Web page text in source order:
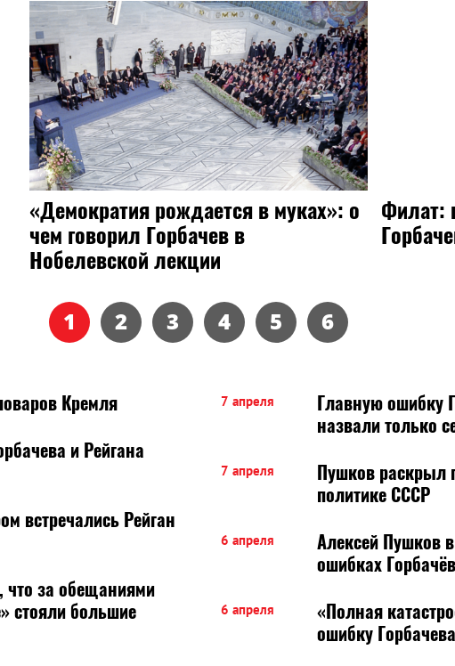
«Демократия рождается в муках»: о
чем говорил Горбачев в
Нобелевской лекции
Филат:
1 2 3 4 5 6
Кремля
и Рейгана
встречались Рейган
что за обещаниями
стояли большие
7 апреля
Главную ошибку
назвали только
7 апреля
Пушков раскрыл
политике СССР
6 апреля
Алексей Пушков
ошибках
6 апреля
«Полная
ошибку Горбачева